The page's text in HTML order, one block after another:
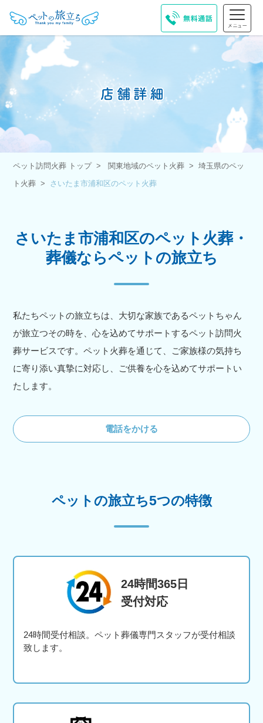
ペット訪問火葬 トップ 関東地域のペット火葬
埼玉県のペッ
ト火葬
さいたま市浦和区のペット火葬
さいたま市浦和区のペット火葬・
葬儀ならペットの旅立ち
私たちペットの旅立ちは、大切な家族であるペットちゃん
が旅立つその時を、心を込めてサポートするペット訪問火
葬サービスです。ペット火葬を通じて、ご家族様の気持ち
に寄り添い真摯に対応し、ご供養を心を込めてサポートい
たします。
電話をかける
ペットの旅立ち5つの特徴
24時間365日
受付対応
24時間受付相談。ペット葬儀専門スタッフが受付相談
致します。